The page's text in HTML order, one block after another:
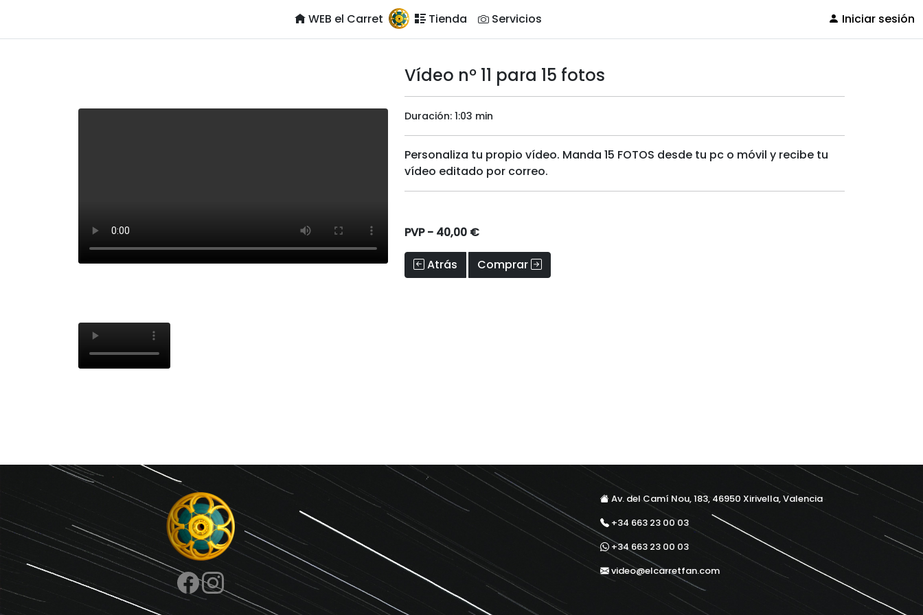
Iniciar sesión
WEB el Carret Tienda Servicios
Vídeo nº 11 para 15 fotos
Duración: 1:03 min
Personaliza tu propio vídeo. Manda 15 FOTOS desde tu pc o móvil y recibe tu
vídeo editado por correo.
PVP - 40,00 €
Atrás Comprar
Av. del Camí Nou, 183, 46950 Xirivella, Valencia
+34 663 23 00 03
+34 663 23 00 03
video@elcarretfan.com